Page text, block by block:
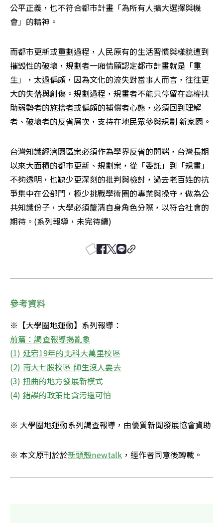
公平正義，也不符合都市計畫「為所有人擴大選擇與機
會」的精神。
而都市更新或重劃過程，人民原有的生活習慣與樣貌遭到
摧毀性的破壞，規劃者一廂情願認定都市計畫就是「重
生」，太過偏頗，因為文化的流失對當事人而言，往往更
大的失落與創傷。規劃過程，規畫者不能只停留在高權扶
助弱勢者的施捨者或偏頗的補償者心態，必須回到理解
者、破壞者的反省層次，支持在地民眾參與規劃 新家園。
台灣知識經濟園區案必須作為學界反省的開端，台灣長期
以來大面積的都市更新、規劃案，從「委託」到「規畫」
不夠透明，也缺少更深刻的批判與檢討，過去老百姓的抗
爭集中在公部門，極少挑戰學術圈的專業與操守，做為公
共知識份子，大學必須釐清自身角色分際，以符合社會的
期待。(系列報導，未完待續)
參考資料
前篇：調查報導揭亂象
(1) 延宕19年的北科大萬里校區
(2) 南大七股校區 師生沒人要去
(3) 扭曲的地方發展新模式
(4) 錯誤的政策比貪污還可怕
※ 大學圈地運動系列調查報導，由優質新聞發展協會資助
※ 本文原刊於於新頭殼newtalk ，經作者同意後轉載。